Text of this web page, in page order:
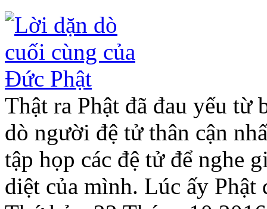
Thật ra Phật đã đau yếu từ
dò người đệ tử thân cận
tập họp các đệ tử để nghe
diệt của mình. Lúc ấy